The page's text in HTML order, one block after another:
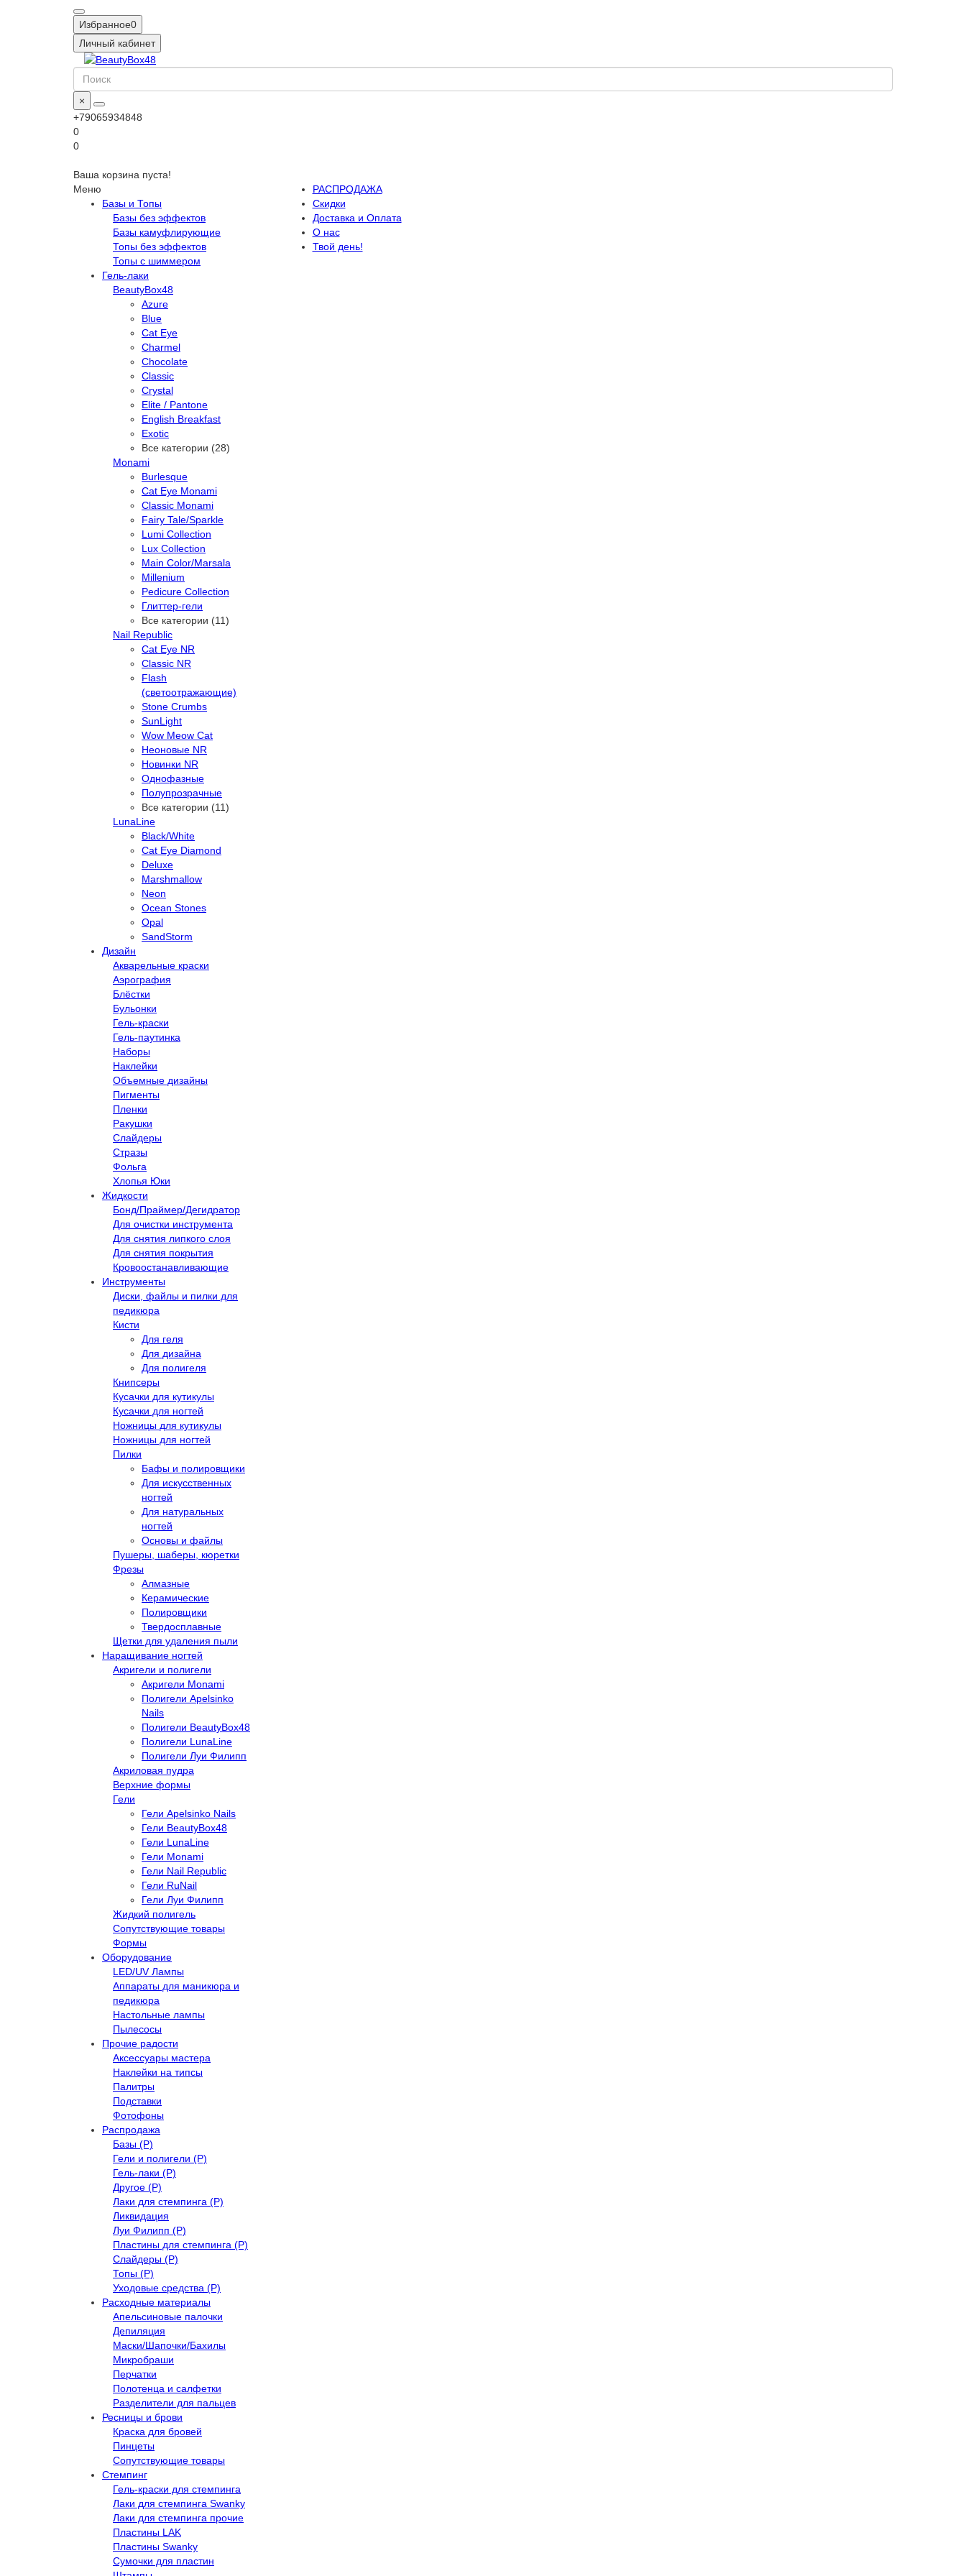
Избранное0
Личный кабинет
×
+79065934848
0
0
Ваша корзина пуста!
Меню
Базы и Топы
Базы без эффектов
Базы камуфлирующие
Топы без эффектов
Топы с шиммером
Гель-лаки
BeautyBox48
Azure
Blue
Cat Eye
Charmel
Chocolate
Classic
Crystal
Elite / Pantone
English Breakfast
Exotic
Все категории (28)
Monami
Burlesque
Cat Eye Monami
Classic Monami
Fairy Tale/Sparkle
Lumi Collection
Lux Collection
Main Color/Marsala
Millenium
Pedicure Collection
Глиттер-гели
Все категории (11)
Nail Republic
Cat Eye NR
Classic NR
Flash
(светоотражающие)
Stone Crumbs
SunLight
Wow Meow Cat
Неоновые NR
Новинки NR
Однофазные
Полупрозрачные
Все категории (11)
LunaLine
Black/White
Cat Eye Diamond
Deluxe
Marshmallow
Neon
Ocean Stones
Opal
SandStorm
Дизайн
Акварельные краски
Аэрография
Блёстки
Бульонки
Гель-краски
Гель-паутинка
Наборы
Наклейки
Объемные дизайны
Пигменты
Пленки
Ракушки
Слайдеры
Стразы
Фольга
Хлопья Юки
Жидкости
Бонд/Праймер/Дегидратор
Для очистки инструмента
Для снятия липкого слоя
Для снятия покрытия
Кровоостанавливающие
Инструменты
Диски, файлы и пилки для
педикюра
Кисти
Для геля
Для дизайна
Для полигеля
Книпсеры
Кусачки для кутикулы
Кусачки для ногтей
Ножницы для кутикулы
Ножницы для ногтей
Пилки
Бафы и полировщики
Для искусственных
ногтей
Для натуральных
ногтей
Основы и файлы
Пушеры, шаберы, кюретки
Фрезы
Алмазные
Керамические
Полировщики
Твердосплавные
Щетки для удаления пыли
Наращивание ногтей
Акригели и полигели
Акригели Monami
Полигели Apelsinko
Nails
Полигели BeautyBox48
Полигели LunaLine
Полигели Луи Филипп
Акриловая пудра
Верхние формы
Гели
Гели Apelsinko Nails
Гели BeautyBox48
Гели LunaLine
Гели Monami
Гели Nail Republic
Гели RuNail
Гели Луи Филипп
Жидкий полигель
Сопутствующие товары
Формы
Оборудование
LED/UV Лампы
Аппараты для маникюра и
педикюра
Настольные лампы
Пылесосы
Прочие радости
Аксессуары мастера
Наклейки на типсы
Палитры
Подставки
Фотофоны
Распродажа
Базы (Р)
Гели и полигели (Р)
Гель-лаки (Р)
Другое (Р)
Лаки для стемпинга (Р)
Ликвидация
Луи Филипп (Р)
Пластины для стемпинга (Р)
Слайдеры (Р)
Топы (Р)
Уходовые средства (Р)
Расходные материалы
Апельсиновые палочки
Депиляция
Маски/Шапочки/Бахилы
Микробраши
Перчатки
Полотенца и салфетки
Разделители для пальцев
Ресницы и брови
Краска для бровей
Пинцеты
Сопутствующие товары
Стемпинг
Гель-краски для стемпинга
Лаки для стемпинга Swanky
Лаки для стемпинга прочие
Пластины LAK
Пластины Swanky
Сумочки для пластин
РАСПРОДАЖА
Скидки
Доставка и Оплата
О нас
Твой день!